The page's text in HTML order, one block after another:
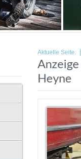
Aktuelle Seite:
Heyne